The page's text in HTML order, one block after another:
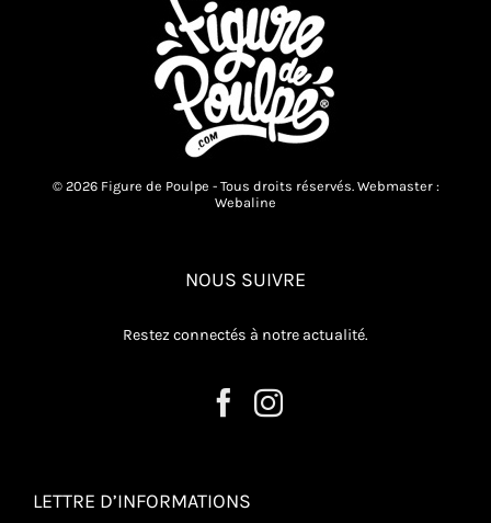
© 2026 Figure de Poulpe - Tous droits réservés. Webmaster :
Webaline
NOUS SUIVRE
Restez connectés à notre actualité.
LETTRE D’INFORMATIONS